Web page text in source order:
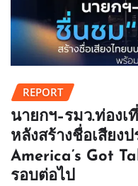
REPORT
นายกฯ–รมว.ท่องเ
หลังสร้างชื่อเสียง
America’s Got
รอบต่อไป